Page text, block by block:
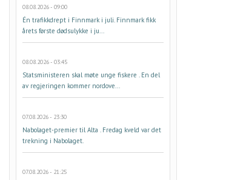
08.08.2026 - 09:00
Én trafikkdrept i Finnmark i juli. Finnmark fikk
årets første dødsulykke i ju...
08.08.2026 - 03:45
Statsministeren skal møte unge fiskere . En del
av regjeringen kommer nordove...
07.08.2026 - 23:30
Nabolaget-premier til Alta . Fredag kveld var det
trekning i Nabolaget.
07.08.2026 - 21:25